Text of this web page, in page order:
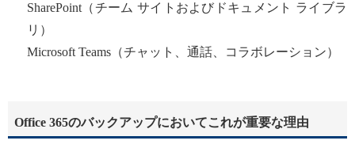
SharePoint（チーム サイトおよびドキュメント ライブラ
リ）
Microsoft Teams（チャット、通話、コラボレーション）
Office 365のバックアップにおいてこれが重要な理由